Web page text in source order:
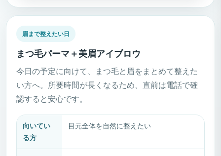
眉まで整えたい日
まつ毛パーマ＋美眉アイブロウ
今日の予定に向けて、まつ毛と眉をまとめて整えた
い方へ。所要時間が長くなるため、直前は電話で確
認すると安心です。
向いてい
る方
目元全体を自然に整えたい